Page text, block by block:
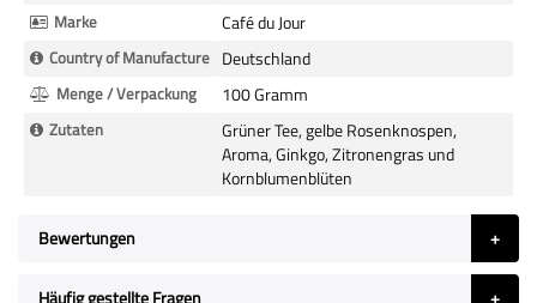
Marke Café du Jour
Country of Manufacture Deutschland
Menge / Verpackung 100 Gramm
Zutaten
Grüner Tee, gelbe Rosenknospen,
Aroma, Ginkgo, Zitronengras und
Kornblumenblüten
Bewertungen
Häufig gestellte Fragen